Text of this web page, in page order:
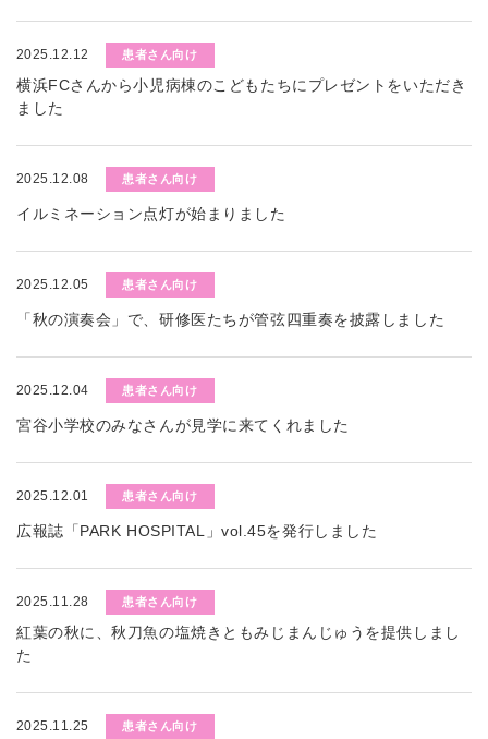
2025.12.12 患者さん向け
横浜FCさんから小児病棟のこどもたちにプレゼントをいただき
ました
2025.12.08 患者さん向け
イルミネーション点灯が始まりました
2025.12.05 患者さん向け
「秋の演奏会」で、研修医たちが管弦四重奏を披露しました
2025.12.04 患者さん向け
宮谷小学校のみなさんが見学に来てくれました
2025.12.01 患者さん向け
広報誌「PARK HOSPITAL」vol.45を発行しました
2025.11.28 患者さん向け
紅葉の秋に、秋刀魚の塩焼きともみじまんじゅうを提供しまし
た
2025.11.25 患者さん向け